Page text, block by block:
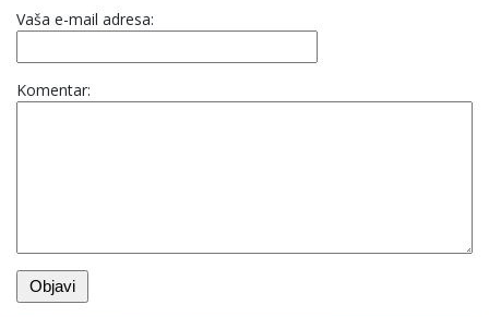
Vaša e-mail adresa:
Komentar: